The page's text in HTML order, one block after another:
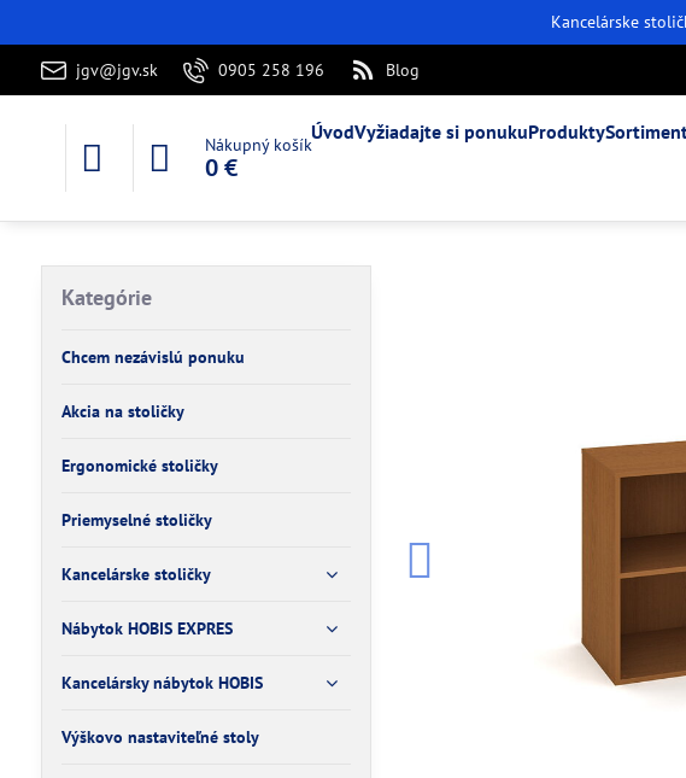
Kancelárske
jgv@jgv.sk 0905 258 196 Blog
Nákupný košík
0 €
ÚvodVyžiadajte si ponukuProdukty
Kategórie
Chcem nezávislú ponuku
Akcia na stoličky
Ergonomické stoličky
Priemyselné stoličky
Kancelárske stoličky
Nábytok HOBIS EXPRES
Kancelársky nábytok HOBIS
Výškovo nastaviteľné stoly